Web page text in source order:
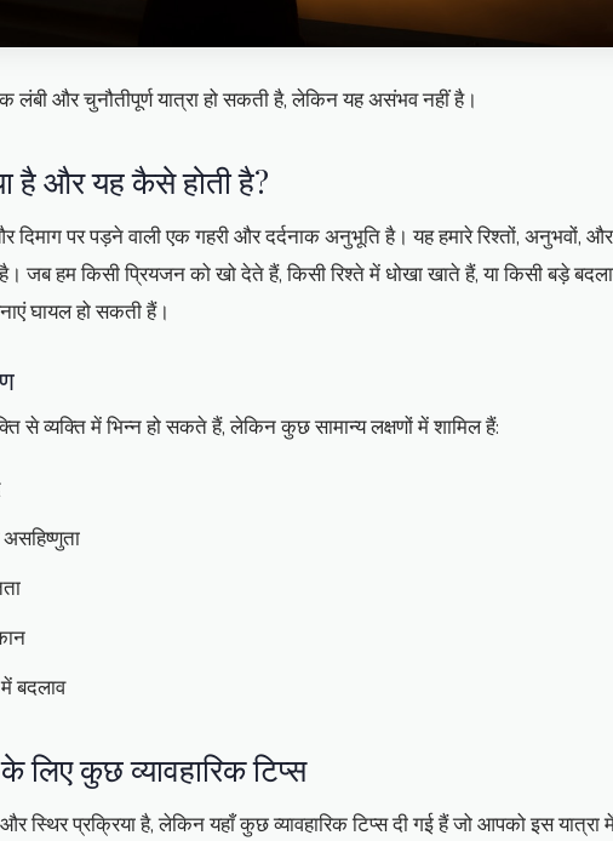
लंबी और चुनौतीपूर्ण यात्रा हो सकती है, लेकिन यह असंभव नहीं है।
है और यह कैसे होती है?
दिमाग पर पड़ने वाली एक गहरी और दर्दनाक अनुभूति है। यह हमारे रिश्तों, अनुभवों,
जब हम किसी प्रियजन को खो देते हैं, किसी रिश्ते में धोखा खाते हैं, या किसी बड़े
घायल हो सकती हैं।
से व्यक्ति में भिन्न हो सकते हैं, लेकिन कुछ सामान्य लक्षणों में शामिल हैं:
बदलाव
लिए कुछ व्यावहारिक टिप्स
स्थिर प्रक्रिया है, लेकिन यहाँ कुछ व्यावहारिक टिप्स दी गई हैं जो आपको इस